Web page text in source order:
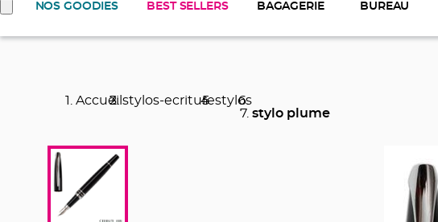
NOS GOODIES BEST SELLERS BAGAGERIE BUREAU
Accueil stylos-ecriturestylos
stylo plume